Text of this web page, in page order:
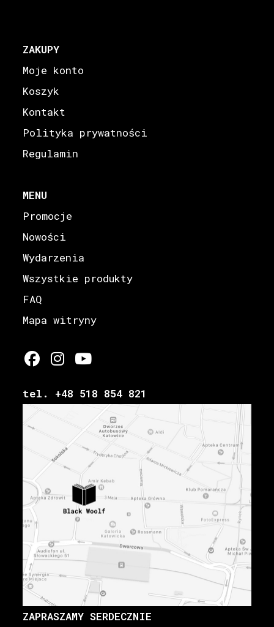
ZAKUPY
Moje konto
Koszyk
Kontakt
Polityka prywatności
Regulamin
MENU
Promocje
Nowości
Wydarzenia
Wszystkie produkty
FAQ
Mapa witryny
tel. +48 518 854 821
ZAPRASZAMY SERDECZNIE